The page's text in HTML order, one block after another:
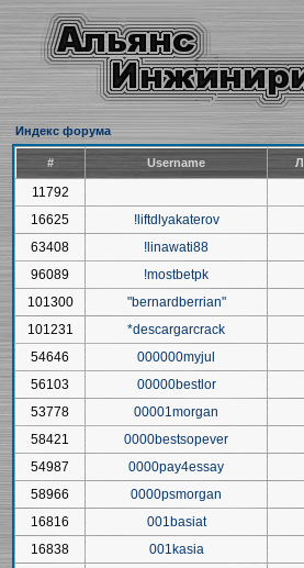
Индекс форума
# Username
11792
16625
!liftdlyakaterov
63408
!linawati88
96089
!mostbetpk
101300
"bernardberrian"
101231
*descargarcrack
54646
000000myjul
56103
00000bestlor
53778
00001morgan
58421
0000bestsopever
54987
0000pay4essay
58966
0000psmorgan
16816
001basiat
16838
001kasia